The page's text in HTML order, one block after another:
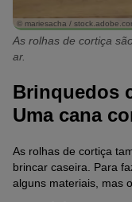
© mariesacha /
As rolhas de cortiça
ar.
Brinquedos
Uma cana
As rolhas de cortiça
brincar caseira. Para
alguns materiais, mas